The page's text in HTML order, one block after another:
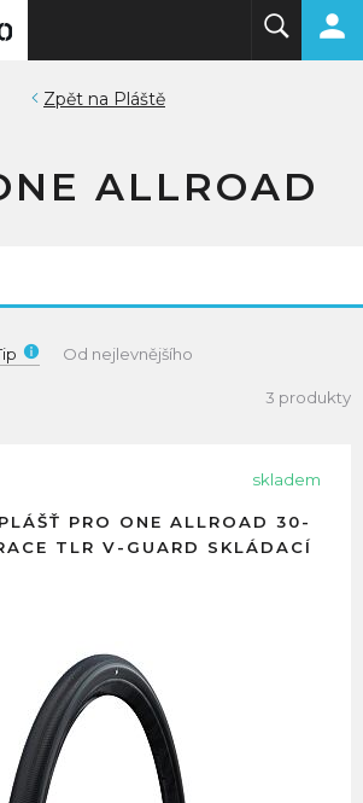
Pláště
ALLROAD
Od nejlevnějšího
3 produkty
skladem
PRO ONE ALLROAD 30-
TLR V-GUARD SKLÁDACÍ